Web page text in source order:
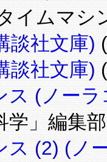
イムマシ
談社文庫)
談社文庫)
ス (ノー
学」編集
ス (2) (ノ